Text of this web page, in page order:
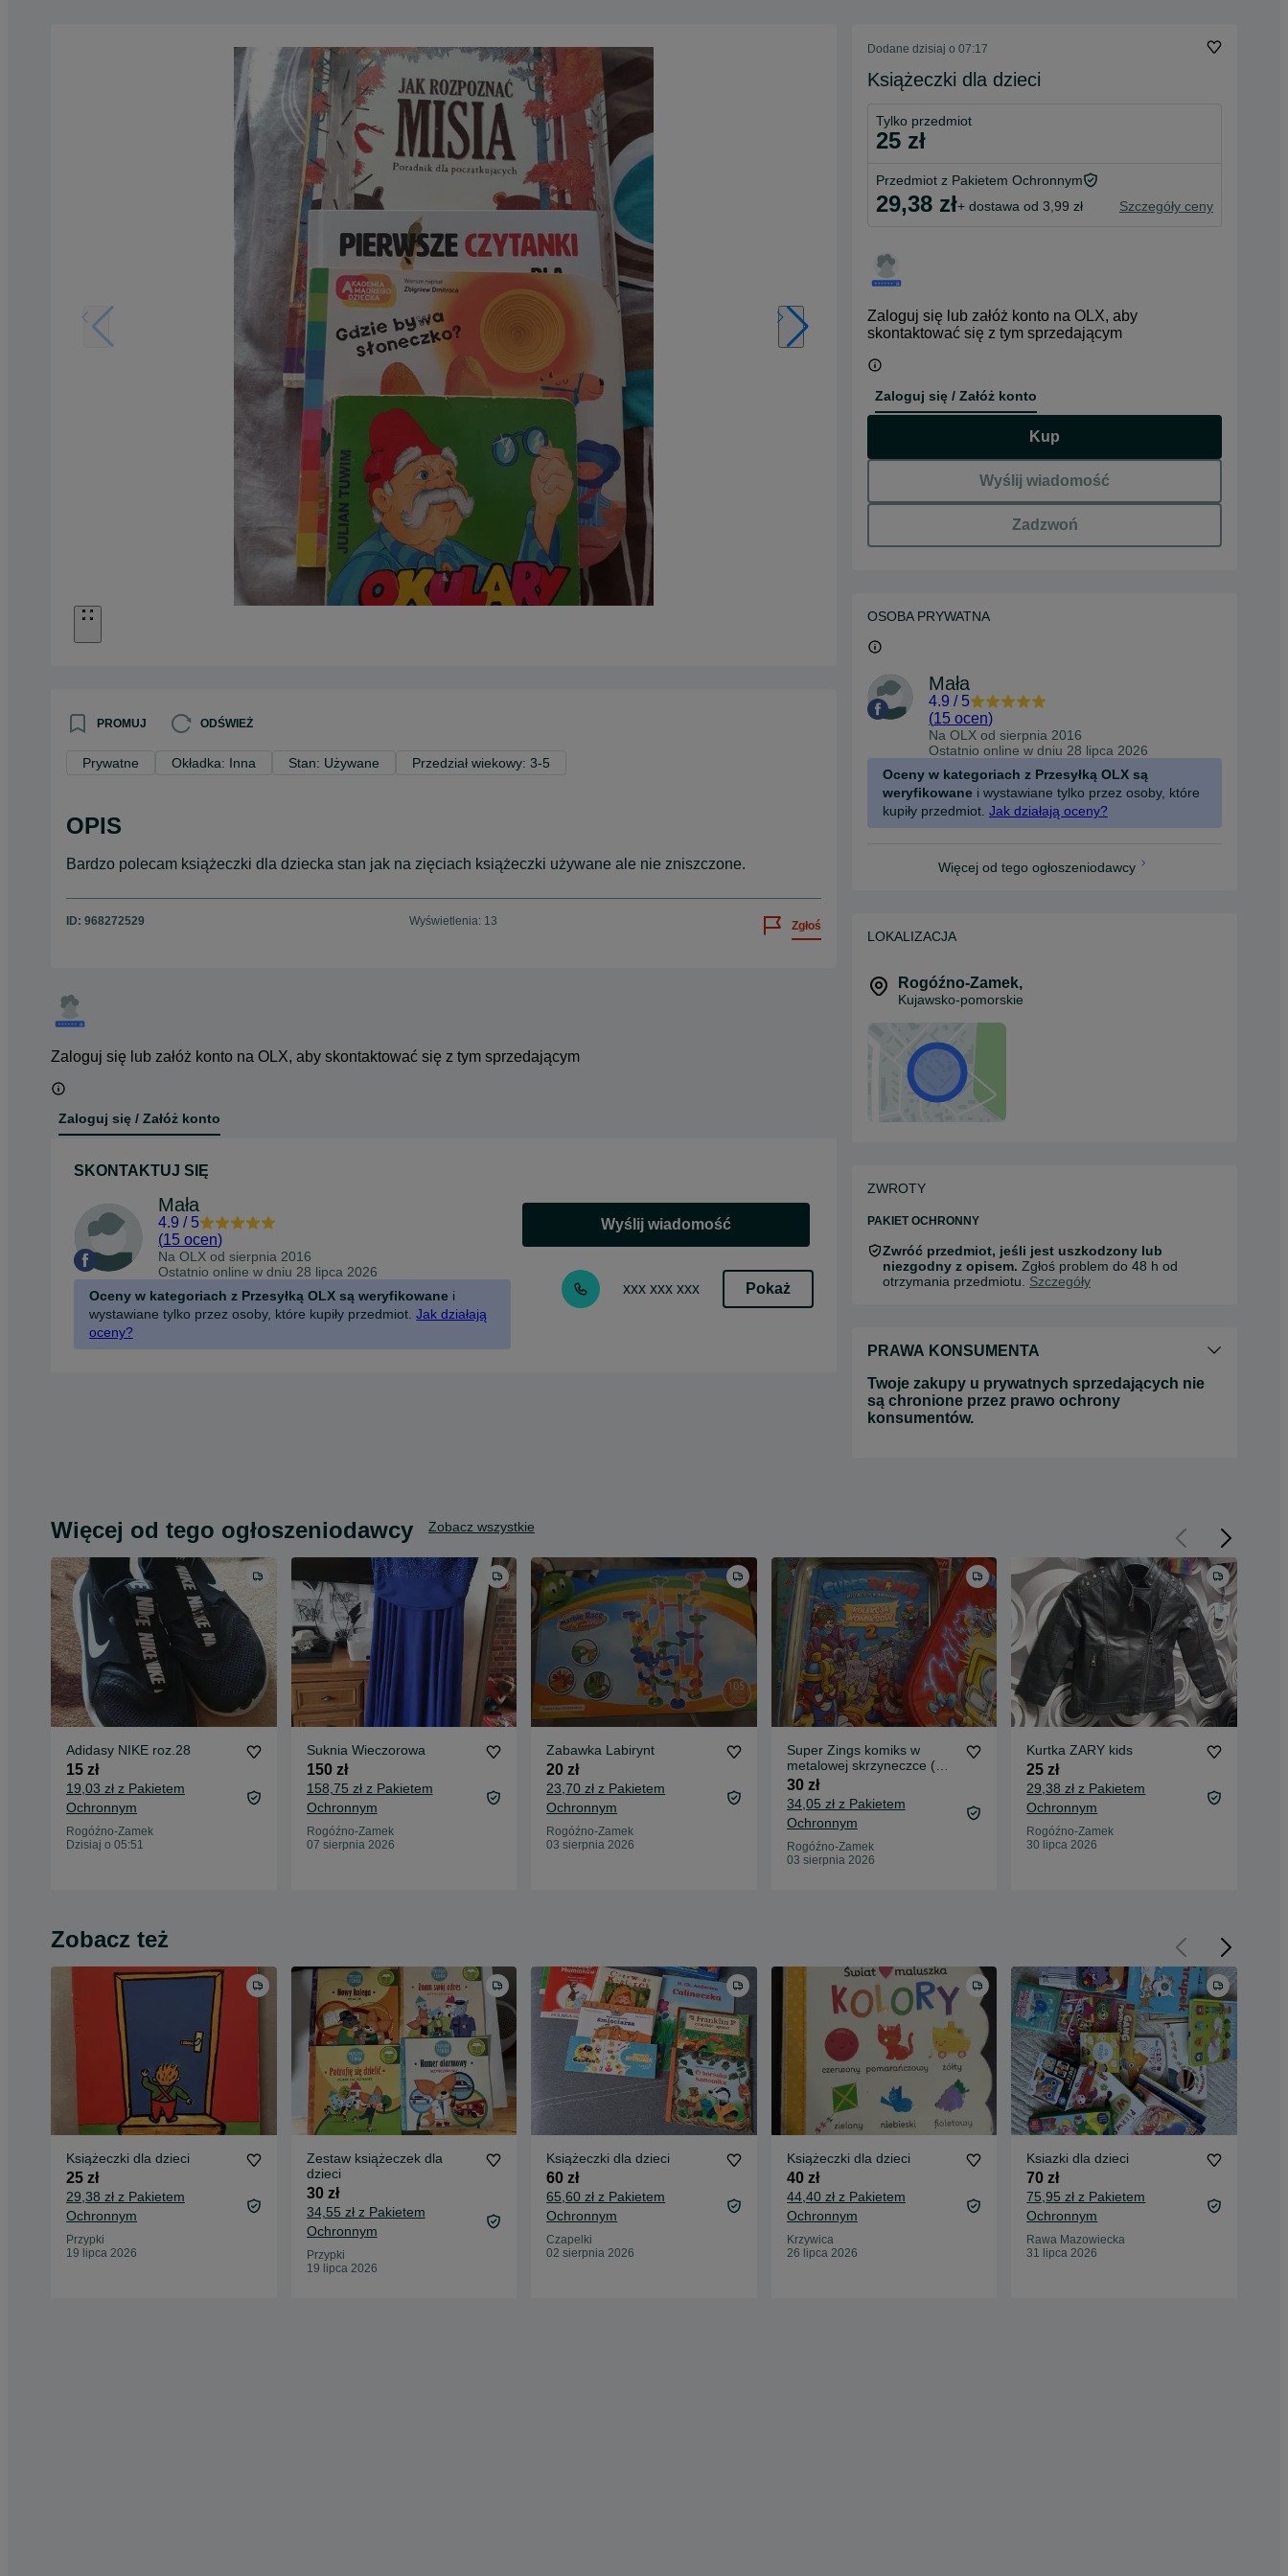
PROMUJ ODŚWIEŻ
Prywatne Okładka: Inna Stan: Używane Przedział wiekowy: 3-5
OPIS
Bardzo polecam książeczki dla dziecka stan jak na zięciach książeczki używane ale nie zniszczone.
ID: 968272529 Wyświetlenia: 13 Zgłoś
Zaloguj się lub załóż konto na OLX, aby skontaktować się z tym sprzedającym
Zaloguj się / Załóż konto
SKONTAKTUJ SIĘ
Mała
4.9 / 5
(15 ocen)
Na OLX od sierpnia 2016
Ostatnio online w dniu 28 lipca 2026
Oceny w kategoriach z Przesyłką OLX są weryfikowane i
wystawiane tylko przez osoby, które kupiły przedmiot. Jak działają
oceny?
Wyślij wiadomość
xxx xxx xxx Pokaż
Dodane dzisiaj o 07:17
Książeczki dla dzieci
Tylko przedmiot
25 zł
Przedmiot z Pakietem Ochronnym
29,38 zł+ dostawa od 3,99 zł Szczegóły ceny
Zaloguj się lub załóż konto na OLX, aby
skontaktować się z tym sprzedającym
Zaloguj się / Załóż konto
Kup
Wyślij wiadomość
Zadzwoń
OSOBA PRYWATNA
Mała
4.9 / 5
(15 ocen)
Na OLX od sierpnia 2016
Ostatnio online w dniu 28 lipca 2026
Oceny w kategoriach z Przesyłką OLX są
weryfikowane i wystawiane tylko przez osoby, które
kupiły przedmiot. Jak działają oceny?
Więcej od tego ogłoszeniodawcy
LOKALIZACJA
Rogóźno-Zamek,
Kujawsko-pomorskie
ZWROTY
PAKIET OCHRONNY
Zwróć przedmiot, jeśli jest uszkodzony lub
niezgodny z opisem. Zgłoś problem do 48 h od
otrzymania przedmiotu. Szczegóły
PRAWA KONSUMENTA
Twoje zakupy u prywatnych sprzedających nie
są chronione przez prawo ochrony
konsumentów.
Więcej od tego ogłoszeniodawcy Zobacz wszystkie
Adidasy NIKE roz.28
15 zł
19,03 zł z Pakietem
Ochronnym
Rogóźno-Zamek
Dzisiaj o 05:51
Suknia Wieczorowa
150 zł
158,75 zł z Pakietem
Ochronnym
Rogóźno-Zamek
07 sierpnia 2026
Zabawka Labirynt
20 zł
23,70 zł z Pakietem
Ochronnym
Rogóźno-Zamek
03 sierpnia 2026
Super Zings komiks w
metalowej skrzyneczce (
plus gratis gazetka)
30 zł
34,05 zł z Pakietem
Ochronnym
Rogóźno-Zamek
03 sierpnia 2026
Kurtka ZARY kids
25 zł
29,38 zł z Pakietem
Ochronnym
Rogóźno-Zamek
30 lipca 2026
Zobacz też
Książeczki dla dzieci
25 zł
29,38 zł z Pakietem
Ochronnym
Przypki
19 lipca 2026
Zestaw książeczek dla
dzieci
30 zł
34,55 zł z Pakietem
Ochronnym
Przypki
19 lipca 2026
Książeczki dla dzieci
60 zł
65,60 zł z Pakietem
Ochronnym
Czapelki
02 sierpnia 2026
Książeczki dla dzieci
40 zł
44,40 zł z Pakietem
Ochronnym
Krzywica
26 lipca 2026
Ksiazki dla dzieci
70 zł
75,95 zł z Pakietem
Ochronnym
Rawa Mazowiecka
31 lipca 2026